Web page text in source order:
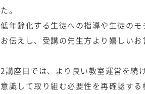
た。
低年齢化する生徒への指導や生徒の
お伝えし、受講の先生方より嬉しい
2講座目では、より良い教室運営を続
意識して取り組む必要性を再確認す